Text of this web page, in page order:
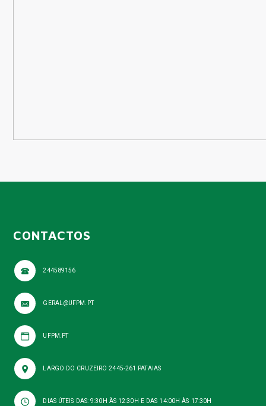
CONTACTOS
244589156
GERAL@UFPM.PT
UFPM.PT
LARGO DO CRUZEIRO 2445-261 PATAIAS
DIAS ÚTEIS DAS: 9:30H ÀS 12:30H E DAS 14:00H ÀS 17:30H